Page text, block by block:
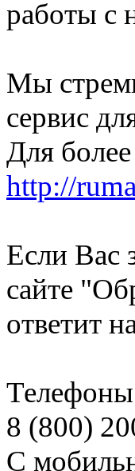
работы с
Мы
сервис
Для
http://
Если Вас
сайте
ответит
Телефоны
8 (800)
С